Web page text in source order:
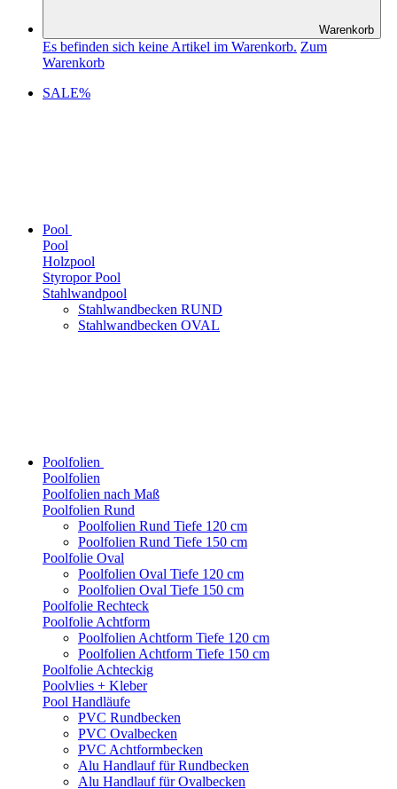
Warenkorb
Es befinden sich keine Artikel im Warenkorb. Zum
Warenkorb
SALE%
Pool
Pool
Holzpool
Styropor Pool
Stahlwandpool
Stahlwandbecken RUND
Stahlwandbecken OVAL
Poolfolien
Poolfolien
Poolfolien nach Maß
Poolfolien Rund
Poolfolien Rund Tiefe 120 cm
Poolfolien Rund Tiefe 150 cm
Poolfolie Oval
Poolfolien Oval Tiefe 120 cm
Poolfolien Oval Tiefe 150 cm
Poolfolie Rechteck
Poolfolie Achtform
Poolfolien Achtform Tiefe 120 cm
Poolfolien Achtform Tiefe 150 cm
Poolfolie Achteckig
Poolvlies + Kleber
Pool Handläufe
PVC Rundbecken
PVC Ovalbecken
PVC Achtformbecken
Alu Handlauf für Rundbecken
Alu Handlauf für Ovalbecken